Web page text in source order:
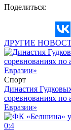
Поделиться:
ДРУГИЕ
Спорт
Династия
соревнованиях по
Евразии»